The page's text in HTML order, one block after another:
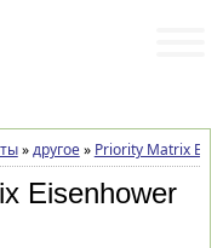
»другое» Priority Matrix
Eisenhower